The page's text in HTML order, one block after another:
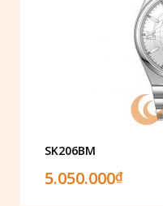
SK206BM
5.050.000₫